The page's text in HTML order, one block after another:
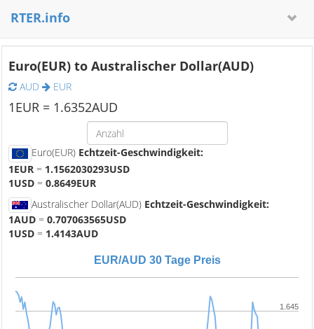
RTER.info
Euro(EUR) to Australischer Dollar(AUD)
AUD EUR
1EUR = 1.6352AUD
Euro(EUR) Echtzeit-Geschwindigkeit:
1EUR = 1.1562030293USD
1USD = 0.8649EUR
Australischer Dollar(AUD) Echtzeit-Geschwindigkeit:
1AUD = 0.707063565USD
1USD = 1.4143AUD
EUR/AUD 30 Tage Preis
1.645